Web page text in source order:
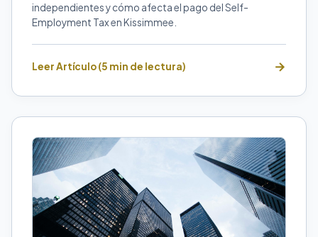
independientes y cómo afecta el pago del Self-
Employment Tax en Kissimmee.
Leer Artículo (5 min de lectura)